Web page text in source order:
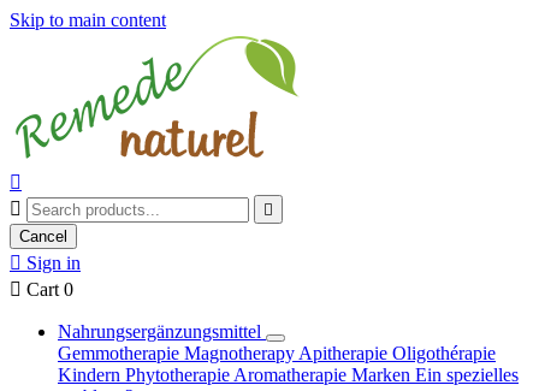
Skip to main content



Cancel
 Sign in
 Cart 0
Nahrungsergänzungsmittel
Gemmotherapie Magnotherapy Apitherapie Oligothérapie
Kindern Phytotherapie Aromatherapie Marken Ein spezielles